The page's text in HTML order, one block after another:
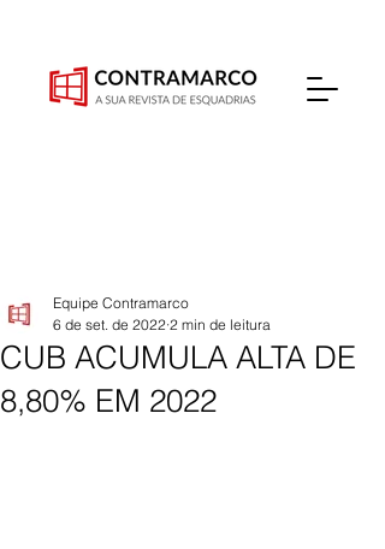
CUB ACUMULA ALTA DE
8,80% EM 2022
Equipe Contramarco
6 de set. de 2022 2 min de leitura